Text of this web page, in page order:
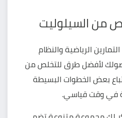
من السيلوليت
الرياضية والنظام
لأفضل طرق للتخلص من
بعض الخطوات البسيطة
في وقت قياسي.